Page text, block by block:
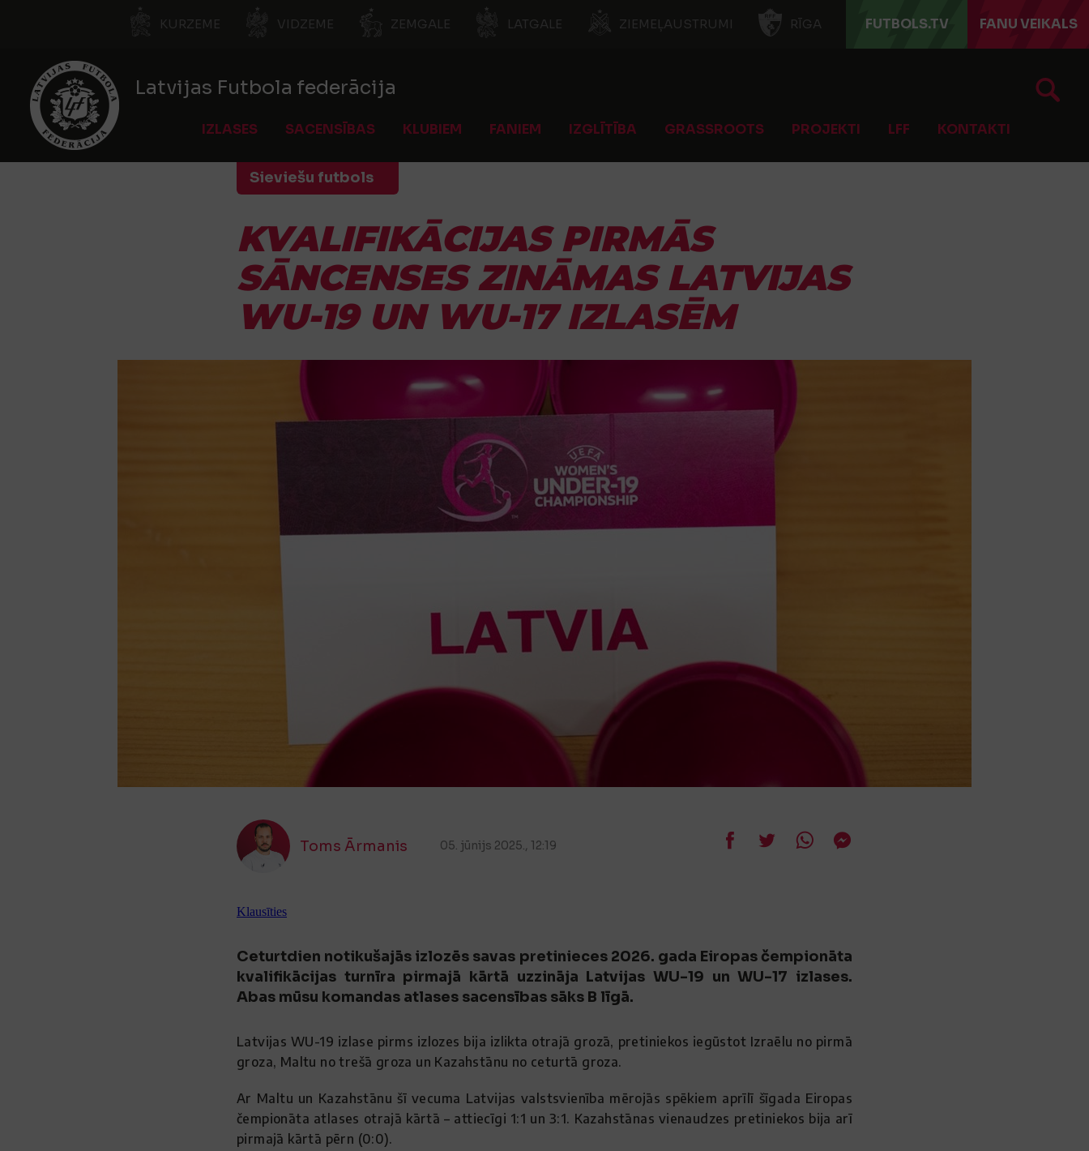
KURZEME VIDZEME ZEMGALE LATGALE ZIEMEĻAUSTRUMI RĪGA FUTBOLS.TV FANU VEIKALS
Latvijas Futbola federācija
IZLASES SACENSĪBAS KLUBIEM FANIEM IZGLĪTĪBA GRASSROOTS PROJEKTI LFF KONTAKTI
Sieviešu futbols
KVALIFIKĀCIJAS PIRMĀS
SĀNCENSES ZINĀMAS LATVIJAS
WU-19 UN WU-17 IZLASĒM
Toms Ārmanis 05. jūnijs 2025., 12:19
Klausīties
Ceturtdien notikušajās izlozēs savas pretinieces 2026. gada Eiropas čempionāta
kvalifikācijas turnīra pirmajā kārtā uzzināja Latvijas WU-19 un WU-17 izlases.
Abas mūsu komandas atlases sacensības sāks B līgā.
Latvijas WU-19 izlase pirms izlozes bija izlikta otrajā grozā, pretiniekos iegūstot Izraēlu no pirmā
groza, Maltu no trešā groza un Kazahstānu no ceturtā groza.
Ar Maltu un Kazahstānu šī vecuma Latvijas valstsvienība mērojās spēkiem aprīlī šīgada Eiropas
čempionāta atlases otrajā kārtā – attiecīgi 1:1 un 3:1. Kazahstānas vienaudzes pretiniekos bija arī
pirmajā kārtā pērn (0:0).